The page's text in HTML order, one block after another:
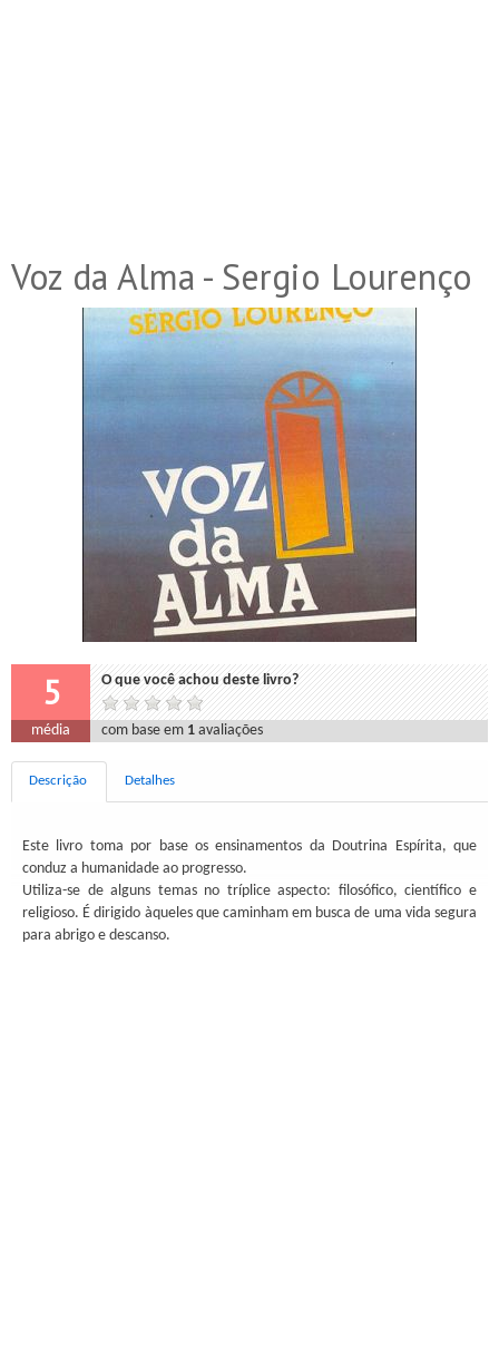
Voz da Alma - Sergio Lourenço
5 O que você achou deste livro?
média com base em 1 avaliações
Descrição Detalhes
Este livro toma por base os ensinamentos da Doutrina Espírita, que
conduz a humanidade ao progresso.
Utiliza-se de alguns temas no tríplice aspecto: filosófico, científico e
religioso. É dirigido àqueles que caminham em busca de uma vida segura
para abrigo e descanso.